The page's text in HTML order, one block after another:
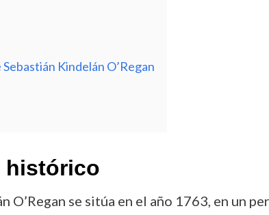
Kindelán O’Regan
histórico
O’Regan se sitúa en el año 1763, en un